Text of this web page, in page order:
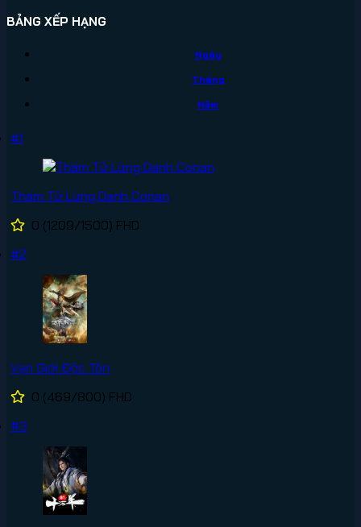
BẢNG XẾP HẠNG
Ngày
Tháng
Năm
#1
Thám Tử Lừng Danh Conan
0 (1209/1500) FHD
#2
Vạn Giới Độc Tôn
0 (469/800) FHD
#3